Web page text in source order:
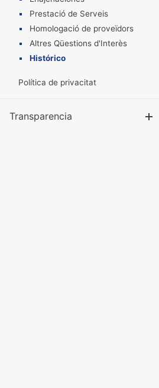
Prestació de Serveis
Homologació de proveïdors
Altres Qüestions d'Interès
Histórico
Política de privacitat
Transparencia